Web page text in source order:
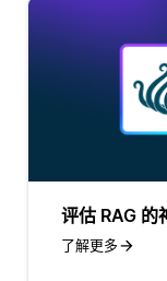
评估 RAG
了解更多